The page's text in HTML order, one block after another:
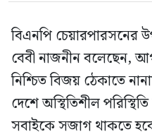
বিএনপি চেয়ারপারসনের
বেবী নাজনীন বলেছেন,
নিশ্চিত বিজয় ঠেকাতে
দেশে অস্থিতিশীল
সবাইকে সজাগ থাকতে